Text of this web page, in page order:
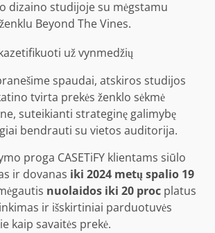
dizaino studijoje su mėgstamu
Beyond The Vines.
spaudai, atskiros studijos
tvirta prekės ženklo sėkmė
suteikianti strateginę galimybę
bendrauti su vietos auditorija.
proga CASETiFY klientams siūlo
ir dovanas iki 2024 metų spalio 19
nuolaidos iki 20 proc platus
ir išskirtiniai parduotuvės
kaip savaitės prekė.